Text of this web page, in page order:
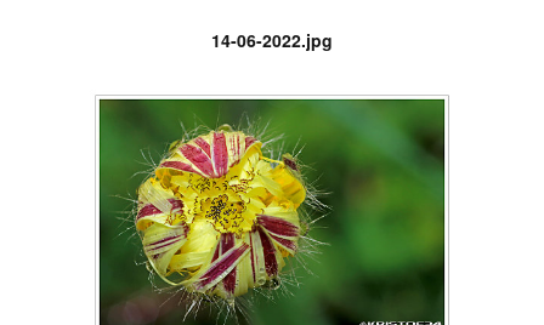
14-06-2022.jpg